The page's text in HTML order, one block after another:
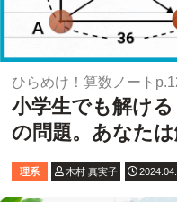
ひらめけ！算数ノート
小学生でも解ける
の問題。あなたは
理系 木村 真実子